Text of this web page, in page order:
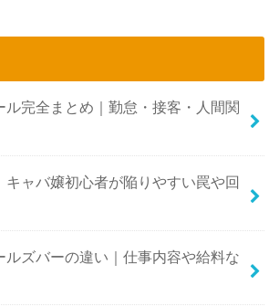
ル完全まとめ｜勤怠・接客・人間関
キャバ嬢初心者が陥りやすい罠や回
ルズバーの違い｜仕事内容や給料な